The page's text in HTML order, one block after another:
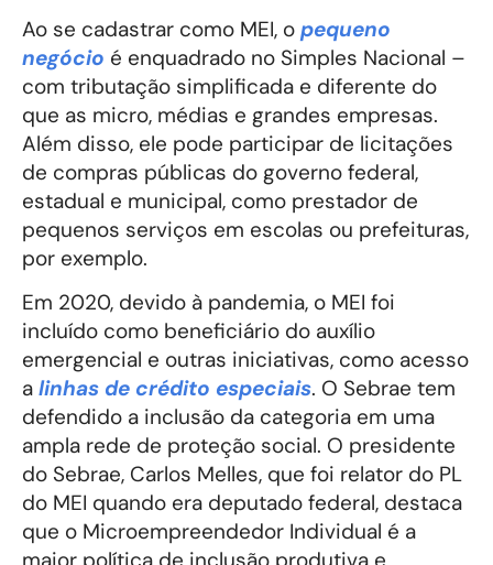
Ao se cadastrar como MEI, o pequeno
negócio é enquadrado no Simples Nacional –
com tributação simplificada e diferente do
que as micro, médias e grandes empresas.
Além disso, ele pode participar de licitações
de compras públicas do governo federal,
estadual e municipal, como prestador de
pequenos serviços em escolas ou prefeituras,
por exemplo.
Em 2020, devido à pandemia, o MEI foi
incluído como beneficiário do auxílio
emergencial e outras iniciativas, como acesso
a linhas de crédito especiais. O Sebrae tem
defendido a inclusão da categoria em uma
ampla rede de proteção social. O presidente
do Sebrae, Carlos Melles, que foi relator do PL
do MEI quando era deputado federal, destaca
que o Microempreendedor Individual é a